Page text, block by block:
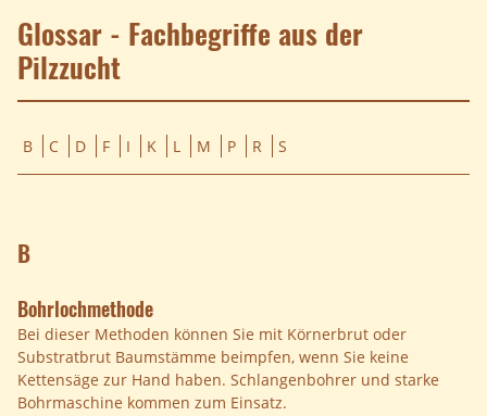
Glossar - Fachbegriffe aus der
Pilzzucht
B C D F I K L M P R S
B
Bohrlochmethode
Bei dieser Methoden können Sie mit Körnerbrut oder
Substratbrut Baumstämme beimpfen, wenn Sie keine
Kettensäge zur Hand haben. Schlangenbohrer und starke
Bohrmaschine kommen zum Einsatz.